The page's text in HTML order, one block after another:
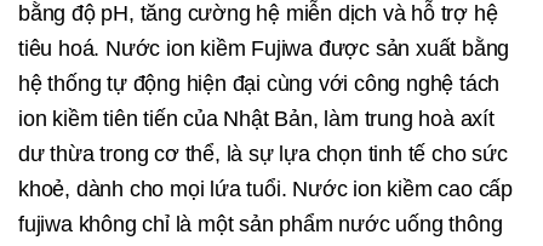
bằng độ pH, tăng cường hệ miễn dịch và hỗ trợ hệ
tiêu hoá. Nước ion kiềm Fujiwa được sản xuất bằng
hệ thống tự động hiện đại cùng với công nghệ tách
ion kiềm tiên tiến của Nhật Bản, làm trung hoà axít
dư thừa trong cơ thể, là sự lựa chọn tinh tế cho sức
khoẻ, dành cho mọi lứa tuổi. Nước ion kiềm cao cấp
fujiwa không chỉ là một sản phẩm nước uống thông